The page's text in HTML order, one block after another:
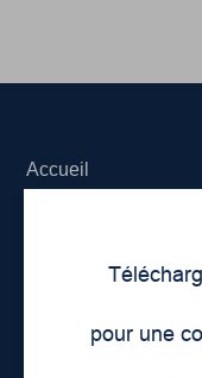
pour une
Accueil
Déontologie et
Devenir partenaire